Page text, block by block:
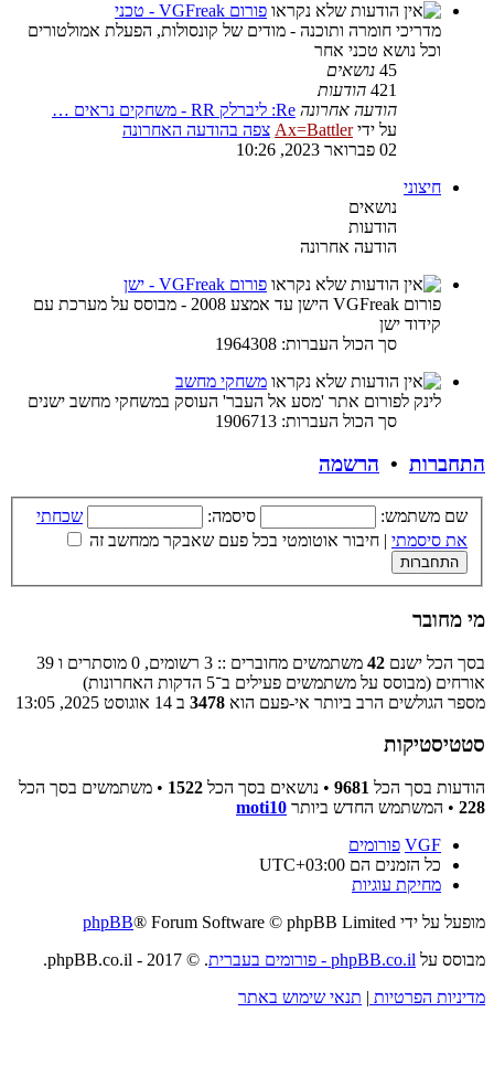
פורום VGFreak - טכני
מדריכי חומרה ותוכנה - מודים של קונסולות, הפעלת אמולטורים
וכל נושא טכני אחר
45 נושאים
421 הודעות
הודעה אחרונה Re: ליברלק RR - משחקים נראים …
על ידיAx=Battler צפה בהודעה האחרונה
02 פברואר 2023, 10:26
חיצוני
נושאים
הודעות
הודעה אחרונה
פורום VGFreak - ישן
פורום VGFreak הישן עד אמצע 2008 - מבוסס על מערכת עם
קידוד ישן
סך הכול העברות: 1964308
משחקי מחשב
לינק לפורום אתר 'מסע אל העבר' העוסק במשחקי מחשב ישנים
סך הכול העברות: 1906713
התחברות • הרשמה
שם משתמש: סיסמה:
שכחתי
את סיסמתי | חיבור אוטומטי בכל פעם שאבקר ממחשב זה
מי מחובר
בסך הכל ישנם 42
משתמשים מחוברים :: 3 רשומים, 0 מוסתרים ו 39
אורחים (מבוסס על משתמשים פעילים ב־5 הדקות האחרונות)
מספר הגולשים הרב ביותר אי-פעם הוא 3478 ב 14 אוגוסט 2025, 13:05
סטטיסטיקות
הודעות בסך הכל 9681 • נושאים בסך הכל 1522 • משתמשים בסך הכל
228 • המשתמש החדש ביותר moti10
VGF פורומים
כל הזמנים הם UTC+03:00
מחיקת עוגיות
מופעל על ידי
phpBB® Forum Software © phpBB Limited
מבוסס על phpBB.co.il - פורומים בעברית
. © 2017 - phpBB.co.il.
מדיניות הפרטיות | תנאי שימוש באתר